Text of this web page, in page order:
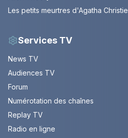
Les petits meurtres d'Agatha Christie
Services TV
News TV
Audiences TV
Forum
Numérotation des chaînes
Replay TV
Radio en ligne